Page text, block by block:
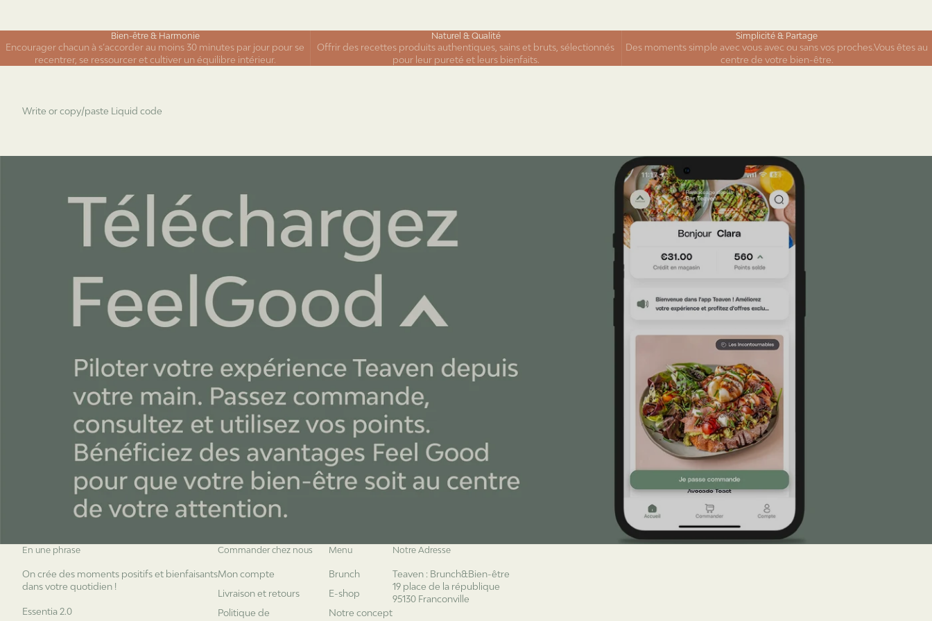
Bien-être & Harmonie
Encourager chacun à s’accorder au moins 30 minutes par jour pour se
recentrer, se ressourcer et cultiver un équilibre intérieur.
Naturel & Qualité
Offrir des recettes produits authentiques, sains et bruts, sélectionnés
pour leur pureté et leurs bienfaits.
Simplicité & Partage
Des moments simple avec vous avec ou sans vos proches.Vous êtes au
centre de votre bien-être.
Write or copy/paste Liquid code
En une phrase
On crée des moments positifs et bienfaisants
dans votre quotidien !
Essentia 2.0
Commander chez nous
Mon compte
Livraison et retours
Politique de
Menu
Brunch
E-shop
Notre concept
Notre Adresse
Teaven : Brunch&Bien-être
19 place de la république
95130 Franconville